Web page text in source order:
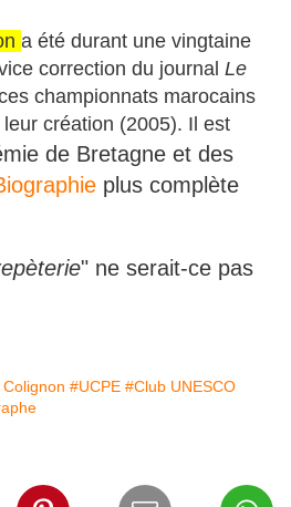
a été durant une vingtaine
correction du journal Le
championnats marocains
création (2005). Il est
de Bretagne et des
plus complète
" ne serait-ce pas
#UCPE #Club UNESCO